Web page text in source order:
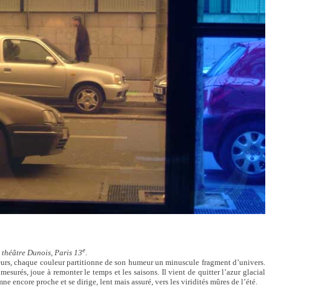
théâtre Dunois, Paris 13e.
chaque couleur partitionne de son humeur un minuscule fragment d’univers.
joue à remonter le temps et les saisons. Il vient de quitter l’azur glacial
encore proche et se dirige, lent mais assuré, vers les viridités mûres de l’été.